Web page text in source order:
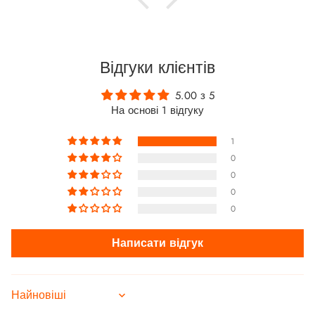
Відгуки клієнтів
5.00 з 5
На основі 1 відгуку
1
0
0
0
0
Написати відгук
Sort by